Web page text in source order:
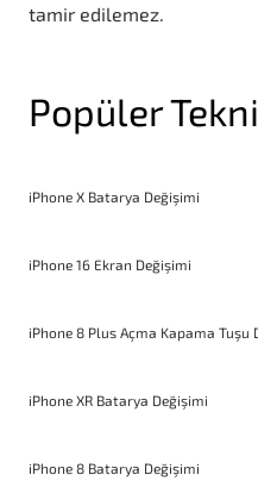
tamir edilemez.
Popüler
iPhone X Batarya Değişimi
iPhone 16 Ekran Değişimi
iPhone 8 Plus Açma Kapama Tuşu
iPhone XR Batarya Değişimi
iPhone 8 Batarya Değişimi